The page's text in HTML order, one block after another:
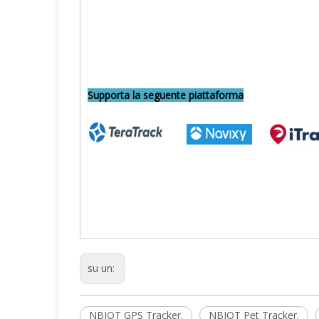
Supporta la seguente piattaforma
su un:
NBIOT GPS Tracker. NBIOT Pet Tracker.